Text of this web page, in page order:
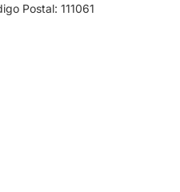
Postal: 111061